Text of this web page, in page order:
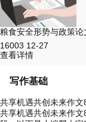
粮食安全形势与政策
16003 12-27
查看详情
写作基础
共享机遇共创未来作文
共享机遇共创未来作